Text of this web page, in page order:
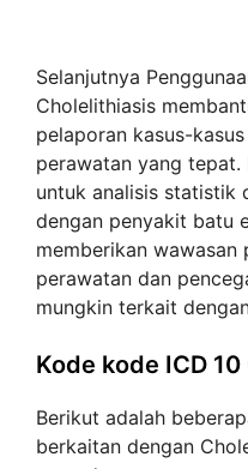
Selanjutnya
Cholelithiasis
pelaporan kasus-
perawatan yang tepat.
untuk analisis statistik
dengan penyakit batu
memberikan
perawatan dan
mungkin terkait
Kode kode ICD
Berikut adalah
berkaitan dengan